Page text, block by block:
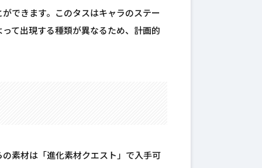
できます。このタスはキャラのステー
て出現する種類が異なるため、計画的
素材は「進化素材クエスト」で入手可